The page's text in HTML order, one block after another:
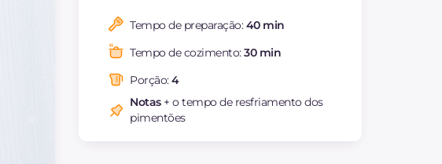
Carboidratos
dos quais açúcares g
Proteína g
Gorduras
das quais gorduras
saturadas
Tempo de preparação:40 min
Tempo de cozimento:30 min
Porção:4
Notas+ o tempo de resfriamento dos
pimentões